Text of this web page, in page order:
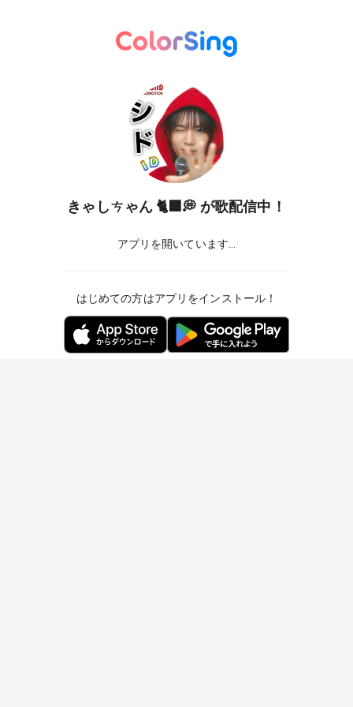
きゃしㄘゃん 🐈‍⬛💭 が歌配信中！
アプリを開いています...
はじめての方はアプリをインストール！